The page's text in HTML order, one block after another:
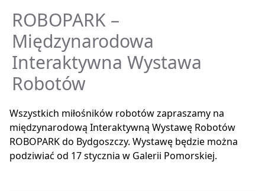
ROBOPARK –
Międzynarodowa
Interaktywna Wystawa
Robotów
Wszystkich miłośników robotów zapraszamy na
międzynarodową Interaktywną Wystawę Robotów
ROBOPARK do Bydgoszczy. Wystawę będzie można
podziwiać od 17 stycznia w Galerii Pomorskiej.